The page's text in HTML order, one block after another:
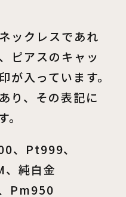
ックレスであれ
ピアスのキャッ
が入っています。
り、その表記に
、Pt999、
純白金
Pm950